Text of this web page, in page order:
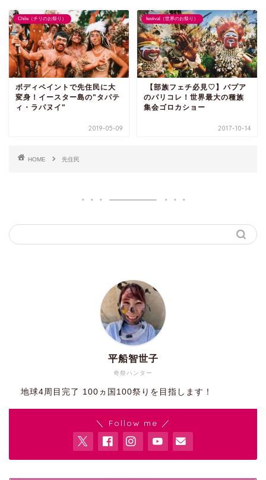
Chile（チリのお祭り）
ボディペイントで先住民に大
変身！イースター島の"タパテ
ィ・ラパヌイ"
2019-05-09
festival（世界のお祭り）
【部族フェチ必見♡】パプア
のパリコレ！世界最大の種族
集会ゴロカショー
2017-10-14
HOME 先住民
奇祭ハンター
平船智世子
地球4周目完了 100ヵ国100祭りを目指します！
＼ Follow me ／